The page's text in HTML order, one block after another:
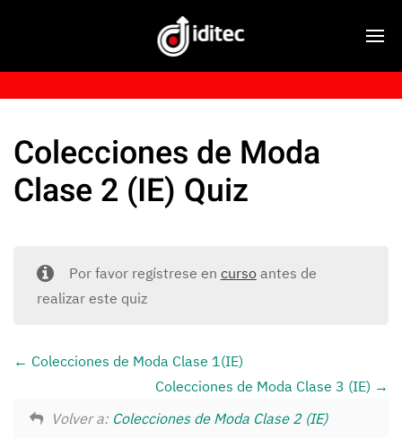
Colecciones de Moda
Clase 2 (IE) Quiz
Por favor regístrese en cursoantes de
realizar este quiz
Colecciones de Moda Clase 1(IE)
Colecciones de Moda Clase 3 (IE)
Volver a: Colecciones de Moda Clase 2 (IE)